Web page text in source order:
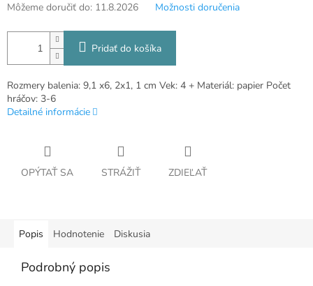
Môžeme doručiť do: 11.8.2026 Možnosti doručenia
Pridať do košíka
Rozmery balenia: 9,1 x6, 2x1, 1 cm Vek: 4 + Materiál: papier Počet
hráčov: 3-6
Detailné informácie
OPÝTAŤ SA STRÁŽIŤ ZDIEĽAŤ
Popis Hodnotenie Diskusia
Podrobný popis